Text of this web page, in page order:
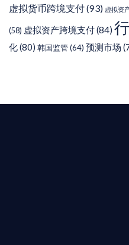
虚拟货币跨境支付(93) 虚拟资
(58) 虚拟资产跨境支付(84)
化(80) 韩国监管(64) 预测市场